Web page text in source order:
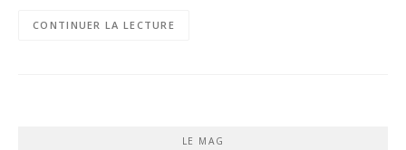
CONTINUER LA LECTURE
LE MAG